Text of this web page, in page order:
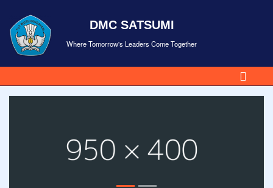
DMC SATSUMI
Where Tomorrow's Leaders Come Together